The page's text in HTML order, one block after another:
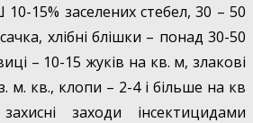
15% заселених стебел, 30 – 50
хлібні блішки – понад 30-50
– 10-15 жуків на кв. м, злакові
м. кв., клопи – 2-4 і більше на кв
заходи інсектицидами